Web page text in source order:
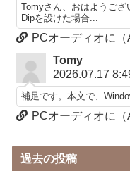
Tomyさん、おはようござ
Dipを設けた場合...
PCオーディオに（
Tomy
2026.07.17
補足です。本文で、
PCオーディオに（
過去の投稿